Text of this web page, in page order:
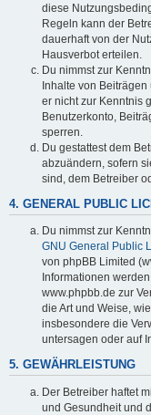
diese
Regeln kann der
dauerhaft von der
Hausverbot erteilen.
Du nimmst zur
Inhalte von
er nicht zur Kenntnis
Benutzerkonto,
sperren.
Du gestattest dem
abzuändern, sofern
sind, dem Betreiber
4. GENERAL PUBLIC
Du nimmst zur
GNU General Public
von phpBB Limited
Informationen
www.phpbb.de zur
die Art und Weise,
insbesondere die
untersagen oder auf
5. GEWÄHRLEISTUNG
Der Betreiber haftet
und Gesundheit und